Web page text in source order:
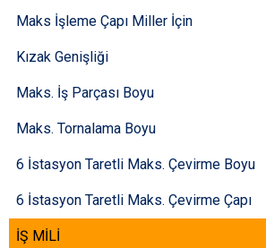
Maks İşleme Çapı Miller İçin
Kızak Genişliği
Maks. İş Parçası Boyu
Maks. Tornalama Boyu
6 İstasyon Taretli Maks. Çevirme Boyu
6 İstasyon Taretli Maks. Çevirme Çapı
İŞ MİLİ